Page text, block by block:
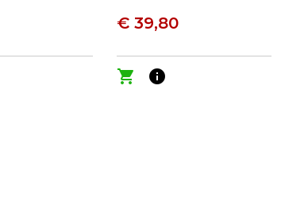
€ 39,80
shopping_cart info